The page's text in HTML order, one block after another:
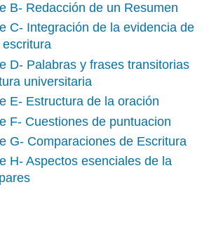
B- Redacción de un Resumen
C- Integración de la evidencia de
D- Palabras y frases transitorias
universitaria
E- Estructura de la oración
F- Cuestiones de puntuacion
G- Comparaciones de Escritura
H- Aspectos esenciales de la